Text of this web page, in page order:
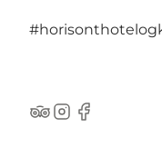
TripAdvisor
Instagram
Facebook